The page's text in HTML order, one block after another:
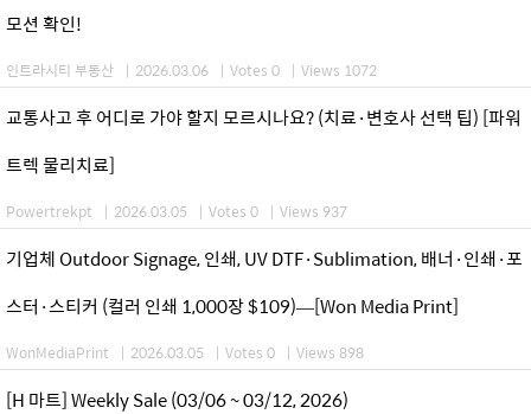
모션 확인!
인트라시티 부동산 | 2026.03.06 | Votes 0 | Views 1072
교통사고 후 어디로 가야 할지 모르시나요? (치료·변호사 선택 팁) [파워
트렉 물리치료]
Powertrekpt | 2026.03.05 | Votes 0 | Views 937
기업체 Outdoor Signage, 인쇄, UV DTF·Sublimation, 배너·인쇄·포
스터·스티커 (컬러 인쇄 1,000장 $109)—[Won Media Print]
WonMediaPrint | 2026.03.05 | Votes 0 | Views 898
[H 마트] Weekly Sale (03/06 ~ 03/12, 2026)